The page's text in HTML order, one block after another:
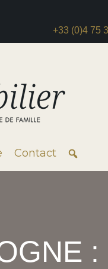
+33 (0)4 75
Contact